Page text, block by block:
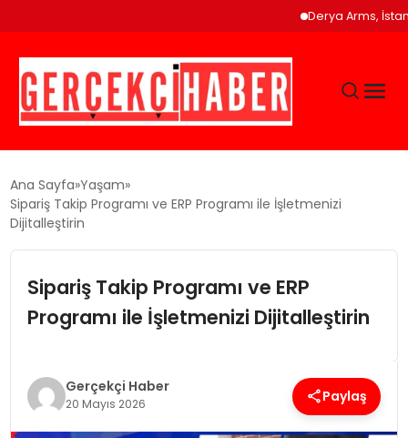
Derya Arms, İstanbul
GÜNCEL
EĞITIM
EKONOMI
SAĞLIK
Ana Sayfa Yaşam
Sipariş Takip Programı ve ERP Programı ile İşletmenizi
Dijitalleştirin
Sipariş Takip Programı ve ERP
Programı ile İşletmenizi Dijitalleştirin
Gerçekçi Haber
20 Mayıs 2026 Paylaş